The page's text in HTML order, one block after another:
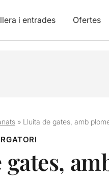
i entrades Ofertes
» Lluita de gates, amb